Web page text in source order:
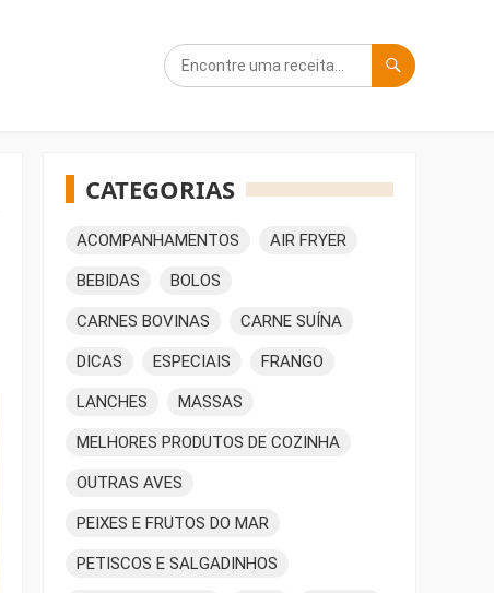
CATEGORIAS
ACOMPANHAMENTOS AIR FRYER
BEBIDAS BOLOS
CARNES BOVINAS CARNE SUÍNA
DICAS ESPECIAIS FRANGO
LANCHES MASSAS
MELHORES PRODUTOS DE COZINHA
OUTRAS AVES
PEIXES E FRUTOS DO MAR
PETISCOS E SALGADINHOS